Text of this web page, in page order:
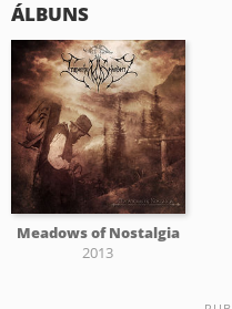
ÁLBUNS
Meadows of Nostalgia
2013